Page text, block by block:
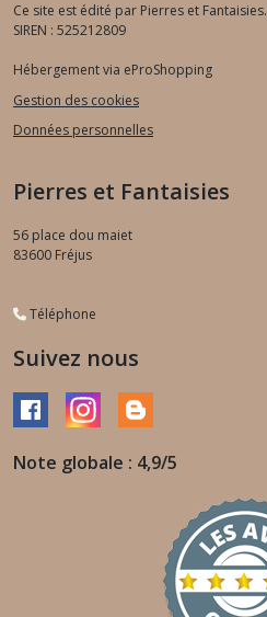
Ce site est édité par Pierres et Fantaisies.
SIREN : 525212809
Hébergement via eProShopping
Gestion des cookies
Données personnelles
Pierres et Fantaisies
56 place dou maiet
83600 Fréjus
Téléphone
Suivez nous
Note globale : 4,9/5